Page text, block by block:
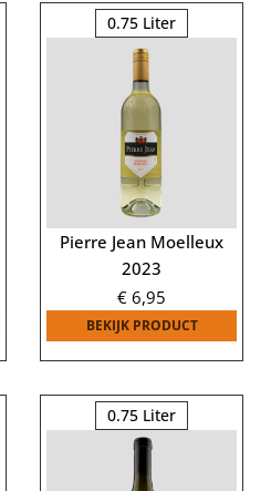
0.75 Liter
Pierre Jean Moelleux
2023
€ 6,95
BEKIJK PRODUCT
0.75 Liter